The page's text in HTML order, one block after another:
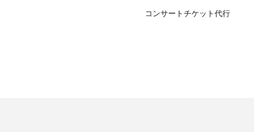
コンサートチケット代行